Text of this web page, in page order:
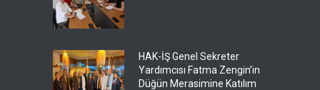
HAK-İŞ Genel Sekreter
Yardımcısı Fatma Zengin’in
Düğün Merasimine Katılım